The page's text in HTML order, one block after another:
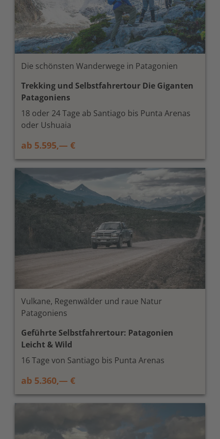
Die schönsten Wanderwege in Patagonien
Trekking und Selbstfahrertour Die Giganten
Patagoniens
18 oder 24 Tage ab Santiago bis Punta Arenas
oder Ushuaia
ab 5.595,— €
Vulkane, Regenwälder und raue Natur
Patagoniens
Geführte Selbstfahrertour: Patagonien
Leicht & Wild
16 Tage von Santiago bis Punta Arenas
ab 5.360,— €